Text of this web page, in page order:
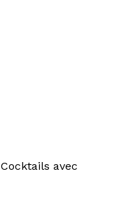
Cocktails avec